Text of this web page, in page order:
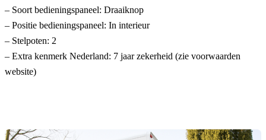
– Soort bedieningspaneel: Draaiknop
– Positie bedieningspaneel: In interieur
– Stelpoten: 2
– Extra kenmerk Nederland: 7 jaar zekerheid (zie voorwaarden
website)